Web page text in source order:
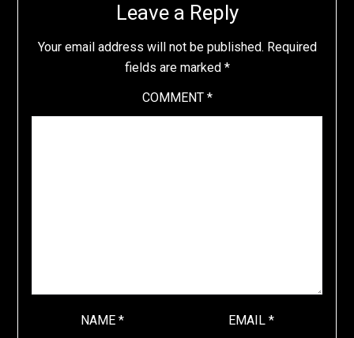
Leave a Reply
Your email address will not be published. Required
fields are marked *
COMMENT *
NAME* EMAIL*